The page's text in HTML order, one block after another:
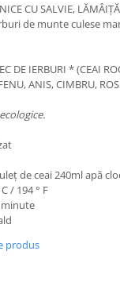
CU SALVIE,
de munte culese
DE IERBURI * (CEAI
ANIS, CIMBRU,
de ceai 240ml apă
/ 194 ° F
minute
produs